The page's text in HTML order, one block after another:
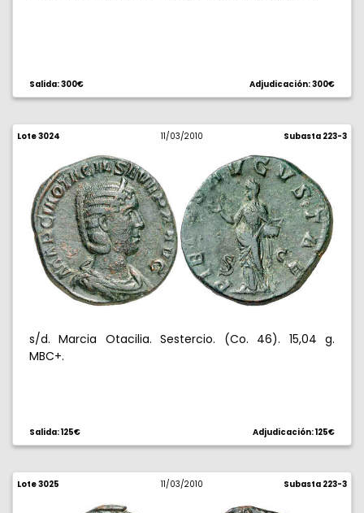
Salida: 300€ Adjudicación: 300€
Lote 3024 11/03/2010 Subasta 223-3
s/d. Marcia Otacilia. Sestercio. (Co. 46). 15,04 g.
MBC+.
Salida: 125€ Adjudicación: 125€
Lote 3025 11/03/2010 Subasta 223-3